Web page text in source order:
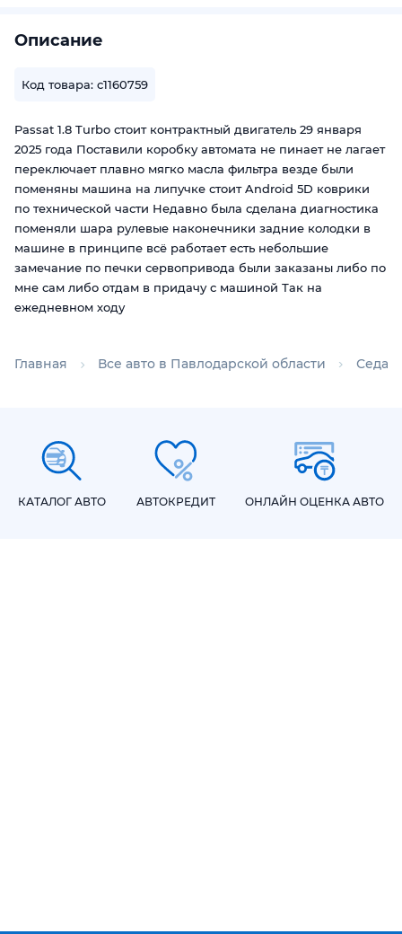
Описание
Код товара: c1160759
Passat 1.8 Turbo стоит контрактный двигатель 29 января
2025 года Поставили коробку автомата не пинает не лагает
переключает плавно мягко масла фильтра везде были
поменяны машина на липучке стоит Android 5D коврики
по технической части Недавно была сделана диагностика
поменяли шара рулевые наконечники задние колодки в
машине в принципе всё работает есть небольшие
замечание по печки сервопривода были заказаны либо по
мне сам либо отдам в придачу с машиной Так на
ежедневном ходу
Главная Все авто в Павлодарской области
КАТАЛОГ АВТО АВТОКРЕДИТ ОНЛАЙН ОЦЕНКА АВТО